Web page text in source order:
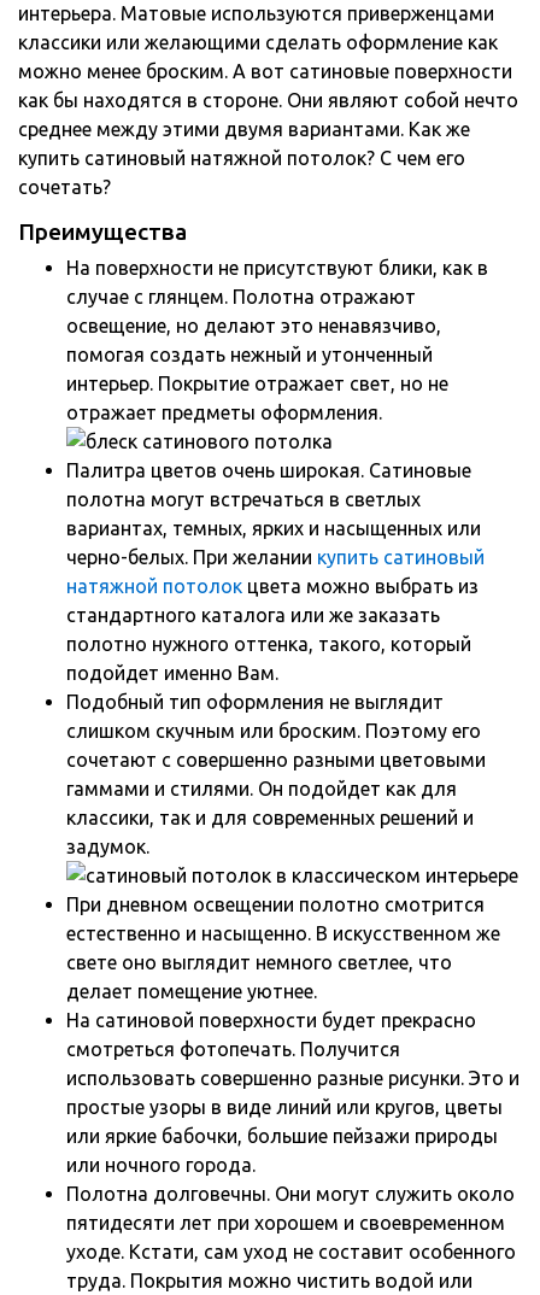
интерьера. Матовые используются приверженцами
классики или желающими сделать оформление как
можно менее броским. А вот сатиновые поверхности
как бы находятся в стороне. Они являют собой нечто
среднее между этими двумя вариантами. Как же
купить сатиновый натяжной потолок? С чем его
сочетать?
Преимущества
На поверхности не присутствуют блики, как в
случае с глянцем. Полотна отражают
освещение, но делают это ненавязчиво,
помогая создать нежный и утонченный
интерьер. Покрытие отражает свет, но не
отражает предметы оформления.
Палитра цветов очень широкая. Сатиновые
полотна могут встречаться в светлых
вариантах, темных, ярких и насыщенных или
черно-белых. При желании купить сатиновый
натяжной потолок цвета можно выбрать из
стандартного каталога или же заказать
полотно нужного оттенка, такого, который
подойдет именно Вам.
Подобный тип оформления не выглядит
слишком скучным или броским. Поэтому его
сочетают с совершенно разными цветовыми
гаммами и стилями. Он подойдет как для
классики, так и для современных решений и
задумок.
При дневном освещении полотно смотрится
естественно и насыщенно. В искусственном же
свете оно выглядит немного светлее, что
делает помещение уютнее.
На сатиновой поверхности будет прекрасно
смотреться фотопечать. Получится
использовать совершенно разные рисунки. Это и
простые узоры в виде линий или кругов, цветы
или яркие бабочки, большие пейзажи природы
или ночного города.
Полотна долговечны. Они могут служить около
пятидесяти лет при хорошем и своевременном
уходе. Кстати, сам уход не составит особенного
труда. Покрытия можно чистить водой или